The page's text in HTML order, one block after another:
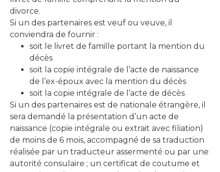
divorce.
Si un des partenaires est veuf ou veuve, il
conviendra de fournir :
soit le livret de famille portant la mention du
décès
soit la copie intégrale de l’acte de naissance
de l’ex-époux avec la mention du décès
soit la copie intégrale de l’acte de décès
Si un des partenaires est de nationale étrangère, il
sera demandé la présentation d’un acte de
naissance (copie intégrale ou extrait avec filiation)
de moins de 6 mois, accompagné de sa traduction
réalisée par un traducteur assermenté ou par une
autorité consulaire ; un certificat de coutume et